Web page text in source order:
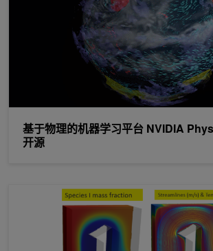
基于物理的机器学习平台 NVIDIA
开源
利用人工智能和数字孪生技术减少发电厂温室